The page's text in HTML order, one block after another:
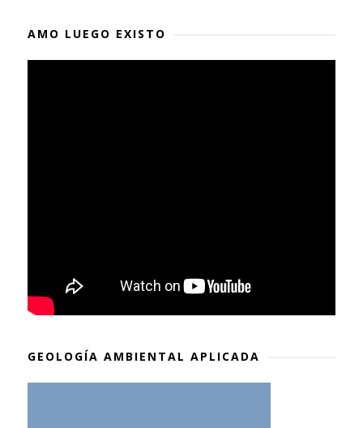
AMO LUEGO EXISTO
GEOLOGÍA AMBIENTAL APLICADA